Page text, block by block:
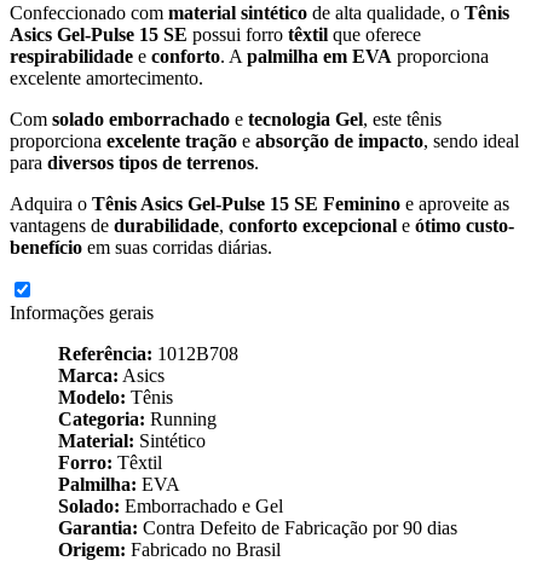
Confeccionado com material sintético de alta qualidade, o Tênis
Asics Gel-Pulse 15 SE possui forro têxtil que oferece
respirabilidade e conforto. A palmilha em EVA proporciona
excelente amortecimento.
Com solado emborrachado e tecnologia Gel, este tênis
proporciona excelente tração e absorção de impacto, sendo ideal
para diversos tipos de terrenos.
Adquira o Tênis Asics Gel-Pulse 15 SE Feminino e aproveite as
vantagens de durabilidade, conforto excepcional e ótimo custo-
benefício em suas corridas diárias.
Informações gerais
Referência: 1012B708
Marca: Asics
Modelo: Tênis
Categoria: Running
Material: Sintético
Forro: Têxtil
Palmilha: EVA
Solado: Emborrachado e Gel
Garantia: Contra Defeito de Fabricação por 90 dias
Origem: Fabricado no Brasil